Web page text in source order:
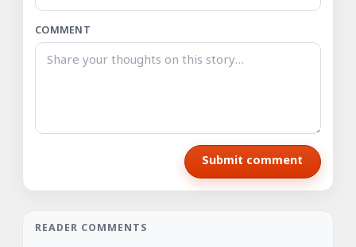
COMMENT
Submit comment
READER COMMENTS